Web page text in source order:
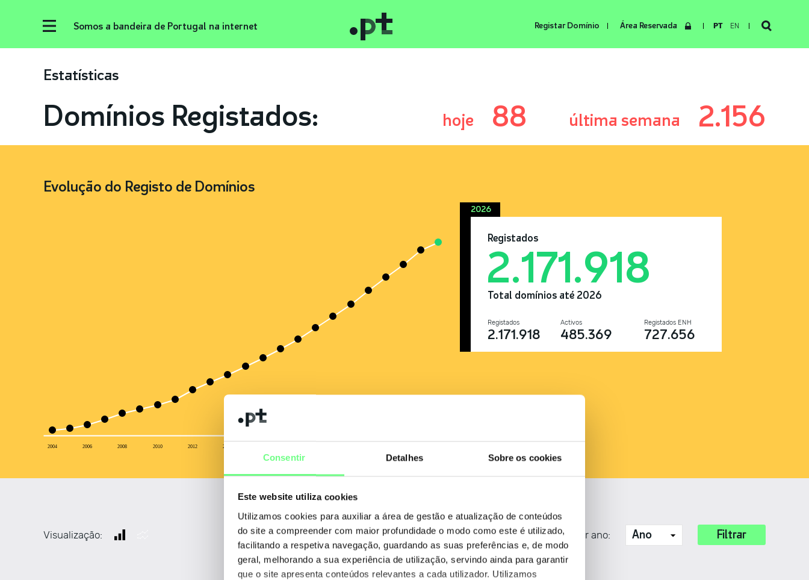
Consentir Detalhes Sobre os cookies
Este website utiliza cookies
Utilizamos cookies para auxiliar a área de gestão e atualização de conteúdos
do site a compreender com maior profundidade o modo como este é utilizado,
facilitando a respetiva navegação, guardando as suas preferências e, de modo
geral, melhorando a sua experiência de utilização, servindo ainda para garantir
que o site apresenta conteúdos relevantes a cada utilizador. Utilizamos
Somos a bandeira de Portugal na internet Registar Domínio Área Reservada PT EN
Estatísticas
Domínios Registados: hoje 88 última semana 2.156
Evolução do Registo de Domínios
2004 2006 2008 2010 2012 2014
2026
Registados
2.171.918
Total domínios até 2026
Registados
2.171.918
Activos
485.369
Registados ENH
727.656
Visualização: Pesquisa por ano: